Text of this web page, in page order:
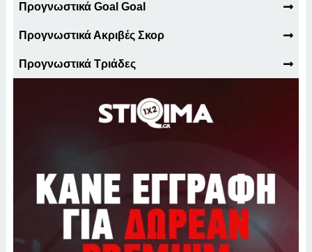
Προγνωστικά Goal Goal
Προγνωστικά Ακριβές Σκορ
Προγνωστικά Τριάδες